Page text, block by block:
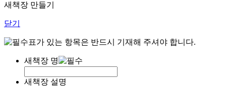
새책장 만들기
닫기
표가 있는 항목은 반드시 기재해 주셔야 합니다.
새책장 명
새책장 설명